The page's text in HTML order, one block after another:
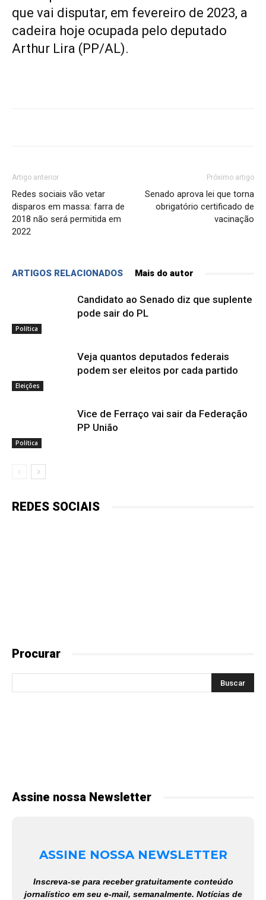
que vai disputar, em fevereiro de 2023, a
cadeira hoje ocupada pelo deputado
Arthur Lira (PP/AL).
Artigo anterior
Redes sociais vão vetar
disparos em massa: farra de
2018 não será permitida em
2022
Próximo artigo
Senado aprova lei que torna
obrigatório certificado de
vacinação
ARTIGOS RELACIONADOS Mais do autor
Política
Candidato ao Senado diz que suplente
pode sair do PL
Eleições
Veja quantos deputados federais
podem ser eleitos por cada partido
Política
Vice de Ferraço vai sair da Federação
PP União
REDES SOCIAIS
Procurar
Assine nossa Newsletter
ASSINE NOSSA NEWSLETTER
Inscreva-se para receber gratuitamente conteúdo
jornalístico em seu e-mail, semanalmente. Notícias de